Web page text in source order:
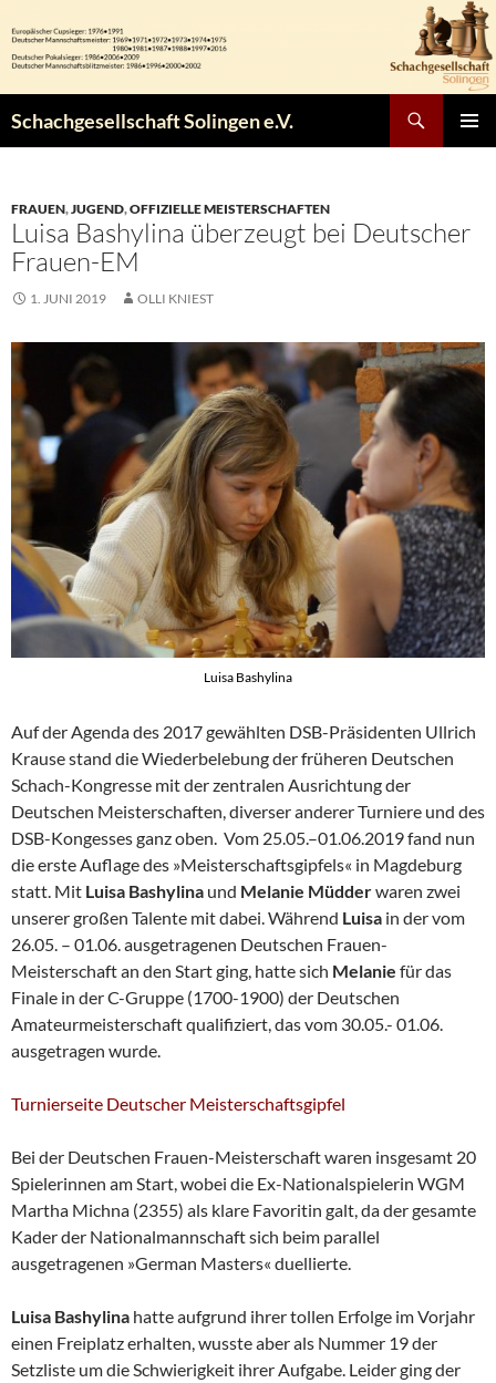
Inhalt
springen
Schachgesellschaft Solingen e.V.
FRAUEN,JUGEND,OFFIZIELLE MEISTERSCHAFTEN
Luisa Bashylina überzeugt bei Deutscher
Frauen-EM
1. JUNI 2019 OLLI KNIEST
Luisa Bashylina
Auf der Agenda des 2017 gewählten DSB-Präsidenten Ullrich
Krause stand die Wiederbelebung der früheren Deutschen
Schach-Kongresse mit der zentralen Ausrichtung der
Deutschen Meisterschaften, diverser anderer Turniere und des
DSB-Kongesses ganz oben. Vom 25.05.–01.06.2019 fand nun
die erste Auflage des »Meisterschaftsgipfels« in Magdeburg
statt. Mit Luisa Bashylina und Melanie Müdderwaren zwei
unserer großen Talente mit dabei. Während Luisa in der vom
26.05. – 01.06. ausgetragenen Deutschen Frauen-
Meisterschaft an den Start ging, hatte sich Melanie für das
Finale in der C-Gruppe (1700-1900) der Deutschen
Amateurmeisterschaft qualifiziert, das vom 30.05.- 01.06.
ausgetragen wurde.
Turnierseite Deutscher Meisterschaftsgipfel
Bei der Deutschen Frauen-Meisterschaft waren insgesamt 20
Spielerinnen am Start, wobei die Ex-Nationalspielerin WGM
Martha Michna (2355) als klare Favoritin galt, da der gesamte
Kader der Nationalmannschaft sich beim parallel
ausgetragenen »German Masters« duellierte.
Luisa Bashylina hatte aufgrund ihrer tollen Erfolge im Vorjahr
einen Freiplatz erhalten, wusste aber als Nummer 19 der
Setzliste um die Schwierigkeit ihrer Aufgabe. Leider ging der